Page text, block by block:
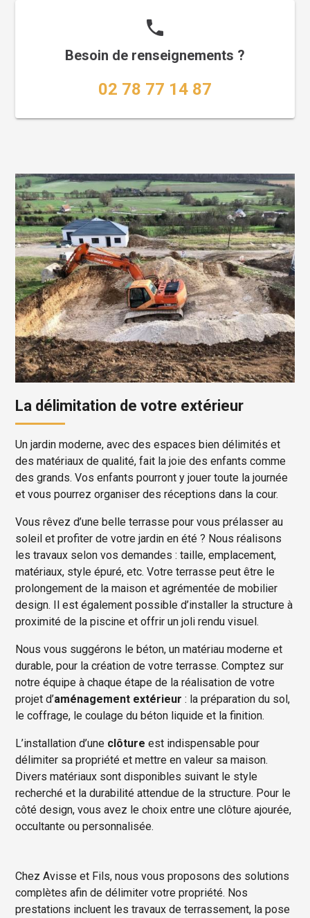
phone
Besoin de renseignements ?
02 78 77 14 87
La délimitation de votre extérieur
Un jardin moderne, avec des espaces bien délimités et
des matériaux de qualité, fait la joie des enfants comme
des grands. Vos enfants pourront y jouer toute la journée
et vous pourrez organiser des réceptions dans la cour.
Vous rêvez d’une belle terrasse pour vous prélasser au
soleil et profiter de votre jardin en été ? Nous réalisons
les travaux selon vos demandes : taille, emplacement,
matériaux, style épuré, etc. Votre terrasse peut être le
prolongement de la maison et agrémentée de mobilier
design. Il est également possible d’installer la structure à
proximité de la piscine et offrir un joli rendu visuel.
Nous vous suggérons le béton, un matériau moderne et
durable, pour la création de votre terrasse. Comptez sur
notre équipe à chaque étape de la réalisation de votre
projet d’aménagement extérieur: la préparation du sol,
le coffrage, le coulage du béton liquide et la finition.
L’installation d’une clôture est indispensable pour
délimiter sa propriété et mettre en valeur sa maison.
Divers matériaux sont disponibles suivant le style
recherché et la durabilité attendue de la structure. Pour le
côté design, vous avez le choix entre une clôture ajourée,
occultante ou personnalisée.
Chez Avisse et Fils, nous vous proposons des solutions
complètes afin de délimiter votre propriété. Nos
prestations incluent les travaux de terrassement, la pose